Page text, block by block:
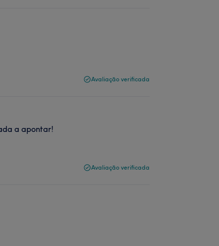
Avaliação verificada
a apontar!
Avaliação verificada